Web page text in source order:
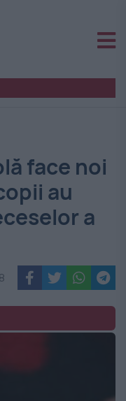
face noi
au
a